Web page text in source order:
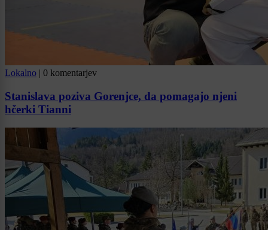
Lokalno 0 komentarjev
Stanislava poziva Gorenjce, da pomagajo njeni
hčerki Tianni